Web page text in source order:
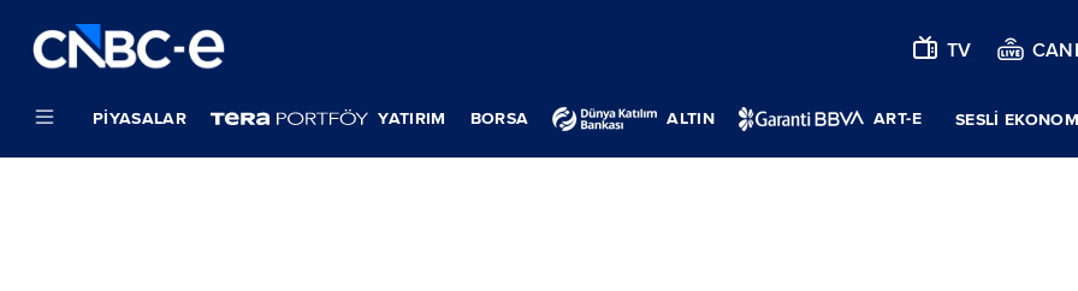
TV
PIYASALAR YATIRIM BORSA ALTIN ART-E SESLİ